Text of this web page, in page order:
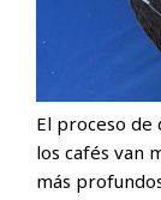
El proceso de
los cafés van
más